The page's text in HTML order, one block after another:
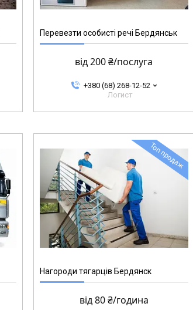
Перевезти особисті речі Бердянськ
від 200 ₴/послуга
+380 (68) 268-12-52
Логист
Топ продаж
Нагороди тягарців Бердянск
від 80 ₴/година